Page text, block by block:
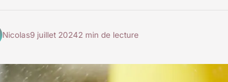
Nicolas9 juillet 20242 min de lecture